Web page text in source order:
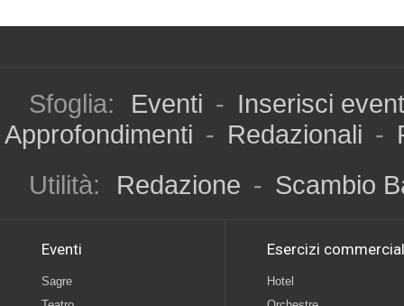
Sfoglia: Eventi - Inserisci
Approfondimenti - Redazionali -
Utilità:
Redazione - Scambio
Eventi
Sagre
Esercizi
Hotel